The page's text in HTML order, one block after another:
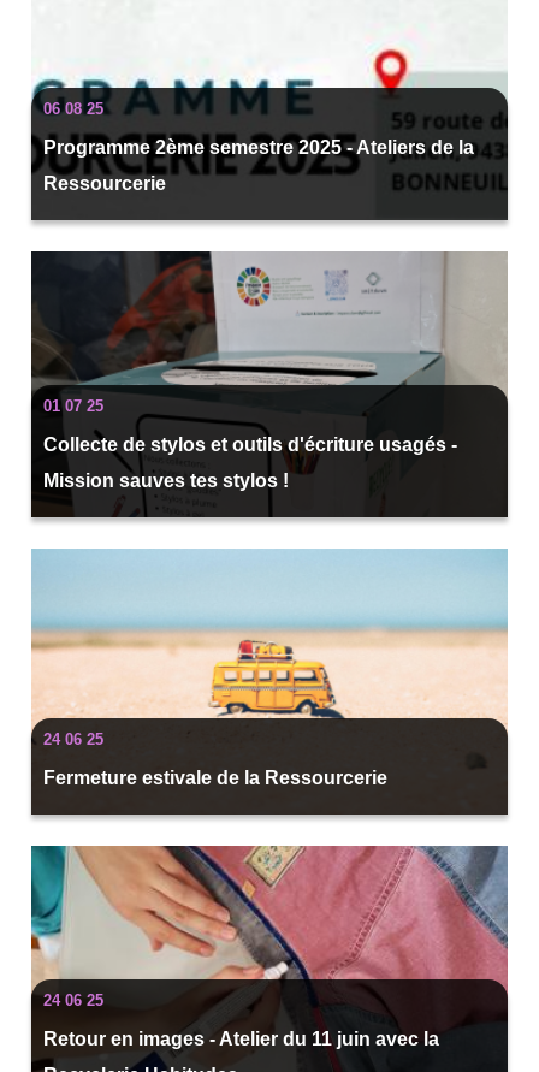
06 08 25
Programme 2ème semestre 2025 - Ateliers de la
Ressourcerie
01 07 25
Collecte de stylos et outils d'écriture usagés -
Mission sauves tes stylos !
24 06 25
Fermeture estivale de la Ressourcerie
24 06 25
Retour en images - Atelier du 11 juin avec la